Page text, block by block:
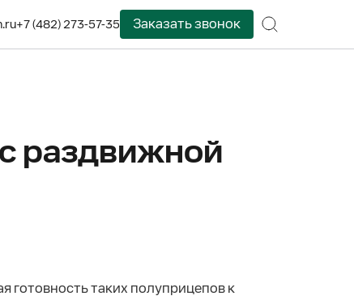
+7 (482) 273-57-35 Заказать звонок
раздвижной
готовность таких полуприцепов к